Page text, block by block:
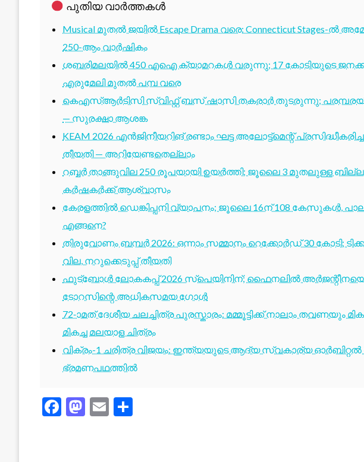
പുതിയ വാർത്തകൾ
Musical മുതൽ ജയിൽ Escape Drama വരെ: Connecticut Stages-ൽ
250-ആം വാർഷികം
ശബരിമലയിൽ 450 എഐ ക്യാമറകൾ വരുന്നു; 17 കോടിയുടെ
എരുമേലി മുതൽ പമ്പ വരെ
കെഎസ്ആർടിസി സ്വിഫ്റ്റ് ബസ് ഷാസി തകരാർ തുടരുന്നു;
— സുരക്ഷാ ആശങ്ക
KEAM 2026 എൻജിനീയറിങ് രണ്ടാം ഘട്ട അലോട്ട്മെന്റ്
തീയതി — അറിയേണ്ടതെല്ലാം
റബ്ബർ താങ്ങുവില 250 രൂപയായി ഉയർത്തി; ജൂലൈ 3 മുതലുള്ള
കർഷകർക്ക് ആശ്വാസം
കേരളത്തിൽ ഡെങ്കിപ്പനി വ്യാപനം; ജൂലൈ 16ന് 108 കേസുകൾ,
എങ്ങനെ?
തിരുവോണം ബമ്പർ 2026: ഒന്നാം സമ്മാനം റെക്കോർഡ് 30 കോടി;
വില, നറുക്കെടുപ്പ് തീയതി
ഫുട്ബോൾ ലോകകപ്പ് 2026 സ്പെയിനിന്; ഫൈനലിൽ അർജന്റീനയെ
ടോറസിന്റെ അധികസമയ ഗോൾ
72-ാമത് ദേശീയ ചലച്ചിത്ര പുരസ്കാരം: മമ്മൂട്ടിക്ക് നാലാം തവണയും
മികച്ച മലയാള ചിത്രം
വിക്രം-1 ചരിത്ര വിജയം: ഇന്ത്യയുടെ ആദ്യ സ്വകാര്യ ഓർബിറ്റൽ
ഭ്രമണപഥത്തിൽ
Facebook
Mastodon
Email